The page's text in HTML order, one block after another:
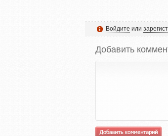
Войдите или
Добавить